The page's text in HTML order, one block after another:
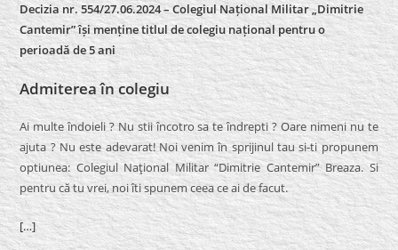
Decizia nr. 554/27.06.2024 – Colegiul Național Militar „Dimitrie
Cantemir” își menține titlul de colegiu național pentru o
perioadă de 5 ani
Admiterea în colegiu
Ai multe îndoieli ? Nu stii încotro sa te îndrepti ? Oare nimeni nu te
ajuta ? Nu este adevarat! Noi venim în sprijinul tau si-ti propunem
optiunea: Colegiul Naţional Militar “Dimitrie Cantemir” Breaza. Si
pentru că tu vrei, noi îti spunem ceea ce ai de facut.
[…]